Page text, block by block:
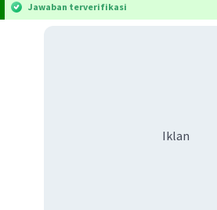
Jawaban terverifikasi
Iklan